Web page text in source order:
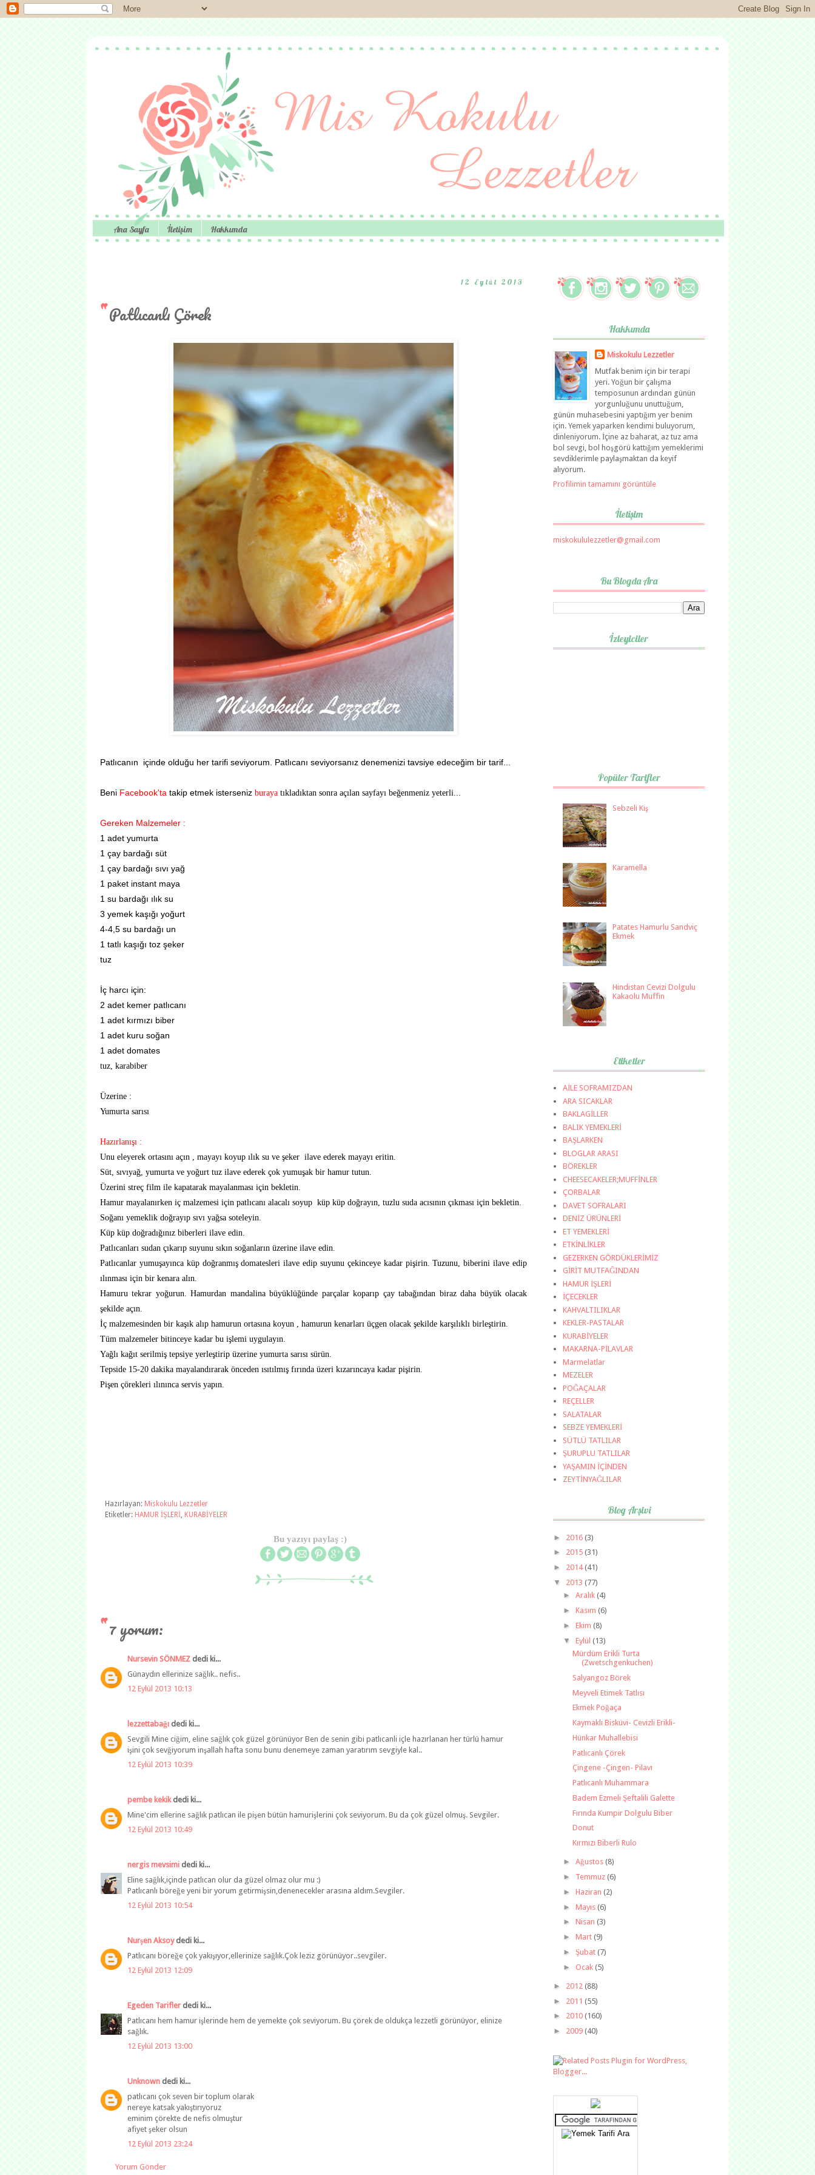
Ana Sayfa İletişim Hakkımda
12 Eylül 2013
Patlıcanlı Çörek
Patlıcanın içinde olduğu her tarifi seviyorum. Patlıcanı seviyorsanız denemenizi tavsiye edeceğim bir tarif...
Beni Facebook'ta takip etmek isterseniz buraya tıkladıktan sonra açılan sayfayı beğenmeniz yeterli...
Gereken Malzemeler :
1 adet yumurta
1 çay bardağı süt
1 çay bardağı sıvı yağ
1 paket instant maya
1 su bardağı ılık su
3 yemek kaşığı yoğurt
4-4,5 su bardağı un
1 tatlı kaşığı toz şeker
tuz
İç harcı için:
2 adet kemer patlıcanı
1 adet kırmızı biber
1 adet kuru soğan
1 adet domates
tuz, karabiber
Üzerine :
Yumurta sarısı
Hazırlanışı :
Unu eleyerek ortasını açın , mayayı koyup ılık su ve şeker ilave ederek mayayı eritin.
Süt, sıvıyağ, yumurta ve yoğurt tuz ilave ederek çok yumuşak bir hamur tutun.
Üzerini streç film ile kapatarak mayalanması için bekletin.
Hamur mayalanırken iç malzemesi için patlıcanı alacalı soyup küp küp doğrayın, tuzlu suda acısının çıkması için bekletin.
Soğanı yemeklik doğrayıp sıvı yağsa soteleyin.
Küp küp doğradığınız biberleri ilave edin.
Patlıcanları sudan çıkarıp suyunu sıkın soğanların üzerine ilave edin.
Patlıcanlar yumuşayınca küp doğranmış domatesleri ilave edip suyunu çekinceye kadar pişirin. Tuzunu, biberini ilave edip
ılınması için bir kenara alın.
Hamuru tekrar yoğurun. Hamurdan mandalina büyüklüğünde parçalar koparıp çay tabağından biraz daha büyük olacak
şekilde açın.
İç malzemesinden bir kaşık alıp hamurun ortasına koyun , hamurun kenarları üçgen olacak şekilde karşılıklı birleştirin.
Tüm malzemeler bitinceye kadar bu işlemi uygulayın.
Yağlı kağıt serilmiş tepsiye yerleştirip üzerine yumurta sarısı sürün.
Tepside 15-20 dakika mayalandırarak önceden ısıtılmış fırında üzeri kızarıncaya kadar pişirin.
Pişen çörekleri ılınınca servis yapın.
Hazırlayan: Miskokulu Lezzetler
Etiketler: HAMUR İŞLERİ, KURABİYELER
Bu yazıyı paylaş :)
7 yorum:
Nursevin SÖNMEZ dedi ki...
Günaydın ellerinize sağlık.. nefis..
12 Eylül 2013 10:13
lezzettabağı dedi ki...
Sevgili Mine ciğim, eline sağlık çok güzel görünüyor Ben de senin gibi patlıcanli içle hazırlanan her türlü hamur
işini çok sevğiyorum inşallah hafta sonu bunu denemeye zaman yaratırım sevgiyle kal..
12 Eylül 2013 10:39
pembe kekikdedi ki...
Mine'cim ellerine sağlık patlıcan ile pişen bütün hamurişlerini çok seviyorum. Bu da çok güzel olmuş. Sevgiler.
12 Eylül 2013 10:49
nergis mevsimi dedi ki...
Eline sağlık,içinde patlıcan olur da güzel olmaz olur mu :)
Patlıcanlı böreğe yeni bir yorum getirmişsin,denenecekler arasına aldım.Sevgiler.
12 Eylül 2013 10:54
Nurşen Aksoydedi ki...
Patlıcanı böreğe çok yakışıyor,ellerinize sağlık.Çok leziz görünüyor..sevgiler.
12 Eylül 2013 12:09
Egeden Tarifler dedi ki...
Patlıcanı hem hamur işlerinde hem de yemekte çok seviyorum. Bu çörek de oldukça lezzetli görünüyor, elinize
sağlık.
12 Eylül 2013 13:00
Unknown dedi ki...
patlıcanı çok seven bir toplum olarak
nereye katsak yakıştırıyoruz
eminim çörekte de nefis olmuştur
afiyet şeker olsun
12 Eylül 2013 23:24
Yorum Gönder
Hakkımda
Miskokulu Lezzetler
Mutfak benim için bir terapi
yeri. Yoğun bir çalışma
temposunun ardından günün
yorgunluğunu unuttuğum,
günün muhasebesini yaptığım yer benim
için. Yemek yaparken kendimi buluyorum,
dinleniyorum. İçine az baharat, az tuz ama
bol sevgi, bol hoşgörü kattığım yemeklerimi
sevdiklerimle paylaşmaktan da keyif
alıyorum.
Profilimin tamamını görüntüle
İletişim
miskokululezzetler@gmail.com
Bu Blogda Ara
İzleyiciler
Popüler Tarifler
Sebzeli Kiş
Karamella
Patates Hamurlu Sandviç
Ekmek
Hindistan Cevizi Dolgulu
Kakaolu Muffin
Etiketler
AİLE SOFRAMIZDAN
ARA SICAKLAR
BAKLAGİLLER
BALIK YEMEKLERİ
BAŞLARKEN
BLOGLAR ARASI
BÖREKLER
CHEESECAKELER;MUFFİNLER
ÇORBALAR
DAVET SOFRALARI
DENİZ ÜRÜNLERİ
ET YEMEKLERİ
ETKİNLİKLER
GEZERKEN GÖRDÜKLERİMİZ
GİRİT MUTFAĞINDAN
HAMUR İŞLERİ
İÇECEKLER
KAHVALTILIKLAR
KEKLER-PASTALAR
KURABİYELER
MAKARNA-PİLAVLAR
Marmelatlar
MEZELER
POĞAÇALAR
REÇELLER
SALATALAR
SEBZE YEMEKLERİ
SÜTLÜ TATLILAR
ŞURUPLU TATLILAR
YAŞAMIN İÇİNDEN
ZEYTİNYAĞLILAR
Blog Arşivi
► 2016 (3)
► 2015 (31)
► 2014(41)
▼ 2013 (77)
► Aralık (4)
► Kasım (6)
► Ekim (8)
▼ Eylül (13)
Mürdüm Erikli Turta
(Zwetschgenkuchen)
Salyangoz Börek
Meyveli Etimek Tatlısı
Ekmek Poğaça
Kaymaklı Bisküvi- Cevizli Erikli-
Hünkar Muhallebisi
Patlıcanlı Çörek
Çingene -Çingen- Pilavı
Patlıcanlı Muhammara
Badem Ezmeli Şeftalili Galette
Fırında Kumpir Dolgulu Biber
Donut
Kırmızı Biberli Rulo
► Ağustos (8)
► Temmuz (6)
► Haziran (2)
► Mayıs (6)
► Nisan (3)
► Mart (9)
► Şubat (7)
► Ocak (5)
► 2012 (88)
► 2011 (55)
► 2010 (160)
► 2009 (40)